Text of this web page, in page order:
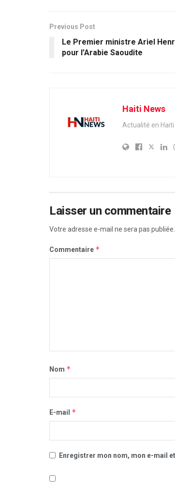
Previous Post
Le Premier ministre Ariel
pour l’Arabie Saoudite
Haiti News
Actualité en
Laisser un commentaire
Votre adresse e-mail ne sera pas publiée.
Commentaire *
Nom *
E-mail *
Enregistrer mon nom, mon e-mail